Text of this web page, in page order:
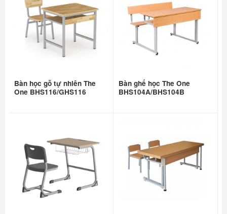
Bàn học gỗ tự nhiên The
One BHS116/GHS116
Bàn ghế học The One
BHS104A/BHS104B